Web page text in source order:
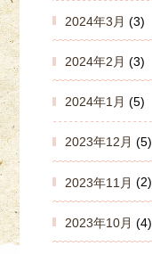
2024年3月 (3)
2024年2月 (3)
2024年1月 (5)
2023年12月 (5)
2023年11月 (2)
2023年10月 (4)